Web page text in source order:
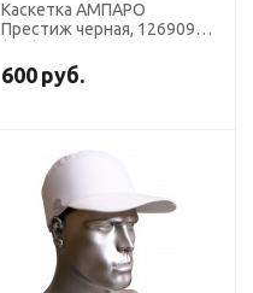
Каскетка АМПАРО
Престиж черная, 126909
600 руб.